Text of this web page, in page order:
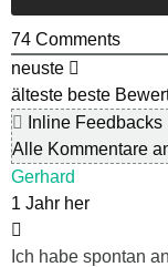
74 Comments
neuste
älteste beste
Inline Feedbacks
Alle Kommentare
Gerhard
1 Jahr her
Ich habe spontan